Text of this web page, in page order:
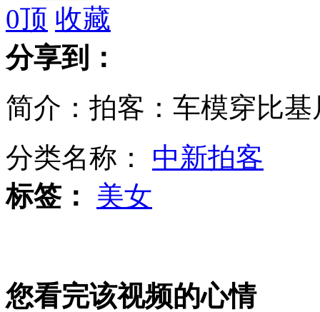
伊朗阅兵亮新武器 展示威慑力
麻省理工枪击事件一嫌疑人已被捕
全国长发美女聚会 最长达3米4
0顶 收藏
分享到：
简介：拍客：车模穿比
分类名称： 中新拍客
标签：
美女
您看完该视频的心情